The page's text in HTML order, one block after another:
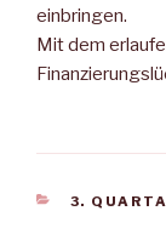
einbringen.
Mit dem
3.